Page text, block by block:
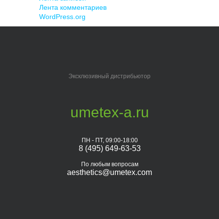
Лента комментариев
WordPress.org
Эксклюзивный дистрибьютор
umetex-a.ru
ПН - ПТ, 09:00-18:00
8 (495) 649-63-53
По любым вопросам
aesthetics@umetex.com